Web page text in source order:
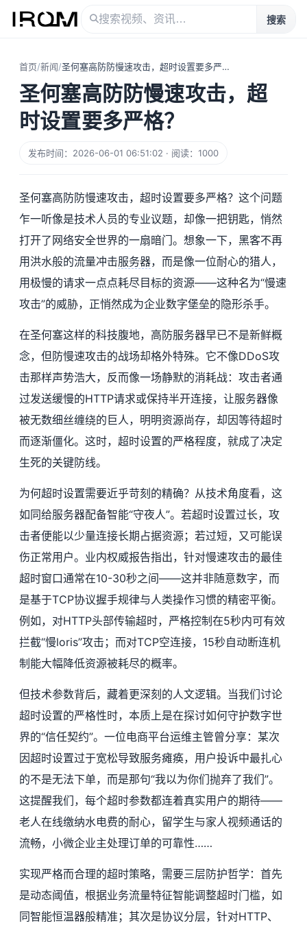
搜索
首页/新闻/ 圣何塞高防防慢速攻击，超时设置要多严格？
圣何塞高防防慢速攻击，超
时设置要多严格？
发布时间：2026-06-01 06:51:02 · 阅读：1000
圣何塞高防防慢速攻击，超时设置要多严格？这个问题
乍一听像是技术人员的专业议题，却像一把钥匙，悄然
打开了网络安全世界的一扇暗门。想象一下，黑客不再
用洪水般的流量冲击服务器，而是像一位耐心的猎人，
用极慢的请求一点点耗尽目标的资源——这种名为“慢速
攻击”的威胁，正悄然成为企业数字堡垒的隐形杀手。
在圣何塞这样的科技腹地，高防服务器早已不是新鲜概
念，但防慢速攻击的战场却格外特殊。它不像DDoS攻
击那样声势浩大，反而像一场静默的消耗战：攻击者通
过发送缓慢的HTTP请求或保持半开连接，让服务器像
被无数细丝缠绕的巨人，明明资源尚存，却因等待超时
而逐渐僵化。这时，超时设置的严格程度，就成了决定
生死的关键防线。
为何超时设置需要近乎苛刻的精确？从技术角度看，这
如同给服务器配备智能“守夜人”。若超时设置过长，攻
击者便能以少量连接长期占据资源；若过短，又可能误
伤正常用户。业内权威报告指出，针对慢速攻击的最佳
超时窗口通常在10-30秒之间——这并非随意数字，而
是基于TCP协议握手规律与人类操作习惯的精密平衡。
例如，对HTTP头部传输超时，严格控制在5秒内可有效
拦截“慢loris”攻击；而对TCP空连接，15秒自动断连机
制能大幅降低资源被耗尽的概率。
但技术参数背后，藏着更深刻的人文逻辑。当我们讨论
超时设置的严格性时，本质上是在探讨如何守护数字世
界的“信任契约”。一位电商平台运维主管曾分享：某次
因超时设置过于宽松导致服务瘫痪，用户投诉中最扎心
的不是无法下单，而是那句“我以为你们抛弃了我们”。
这提醒我们，每个超时参数都连着真实用户的期待——
老人在线缴纳水电费的耐心，留学生与家人视频通话的
流畅，小微企业主处理订单的可靠性……
实现严格而合理的超时策略，需要三层防护哲学：首先
是动态阈值，根据业务流量特征智能调整超时门槛，如
同智能恒温器般精准；其次是协议分层，针对HTTP、